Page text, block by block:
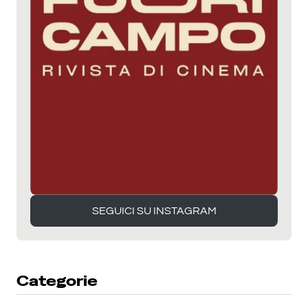
SEGUICI SU INSTAGRAM
SEGUICI SU INSTAGRAM
Categorie